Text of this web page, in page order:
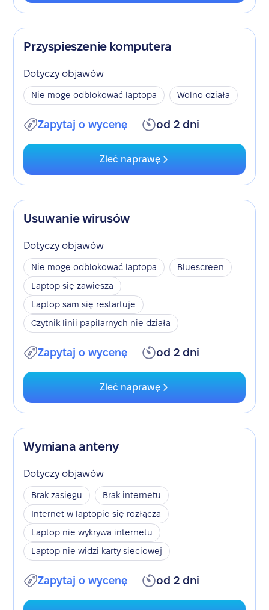
Przyspieszenie komputera
Dotyczy objawów
Nie mogę odblokować laptopa Wolno działa
Zapytaj o wycenę od 2 dni
Zleć naprawę
Usuwanie wirusów
Dotyczy objawów
Nie mogę odblokować laptopa
Bluescreen
Laptop się zawiesza
Laptop sam się restartuje
Czytnik linii papilarnych nie działa
Zapytaj o wycenę od 2 dni
Zleć naprawę
Wymiana anteny
Dotyczy objawów
Brak zasięgu
Brak internetu
Internet w laptopie się rozłącza
Laptop nie wykrywa internetu
Laptop nie widzi karty sieciowej
Zapytaj o wycenę od 2 dni